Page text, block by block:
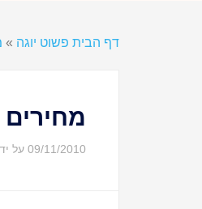
דף הבית פשוט יוגה »
מחירים
09/11/2010 על